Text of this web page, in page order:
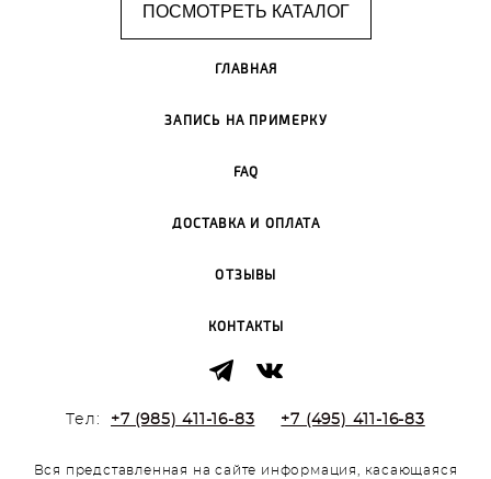
ПОСМОТРЕТЬ КАТАЛОГ
ГЛАВНАЯ
ЗАПИСЬ НА ПРИМЕРКУ
FAQ
ДОСТАВКА И ОПЛАТА
ОТЗЫВЫ
КОНТАКТЫ
Тел: +7 (985) 411-16-83 +7 (495) 411-16-83
Вся представленная на сайте информация, касающаяся